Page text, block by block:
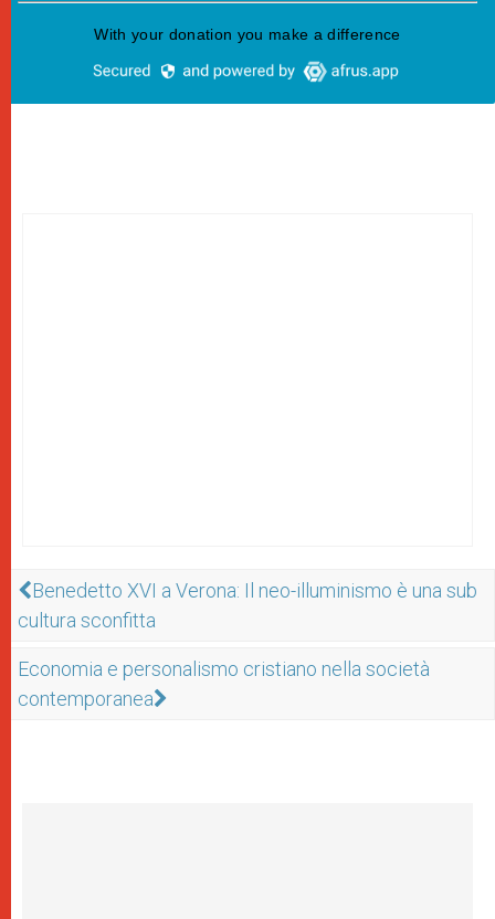
Benedetto XVI a Verona: Il neo-illuminismo è una sub
cultura sconfitta
Economia e personalismo cristiano nella società
contemporanea